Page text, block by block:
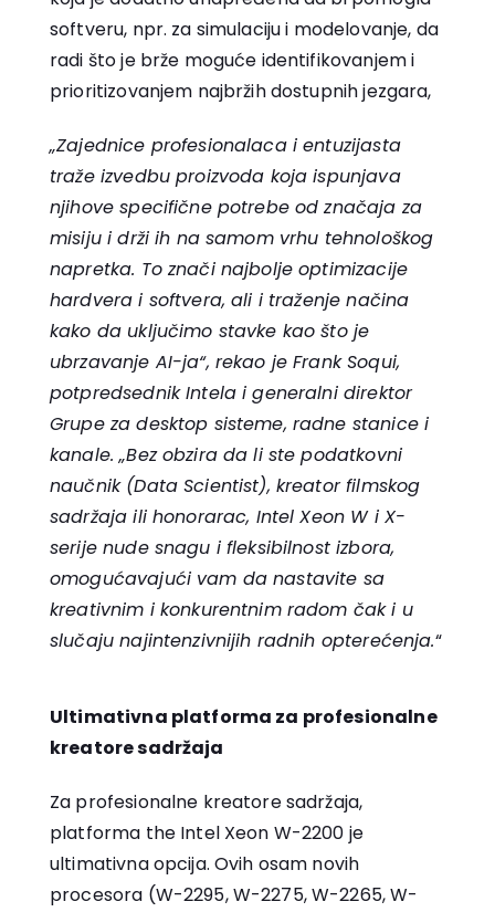
softveru, npr. za simulaciju i modelovanje, da
radi što je brže moguće identifikovanjem i
prioritizovanjem najbržih dostupnih jezgara,
„Zajednice profesionalaca i entuzijasta
traže izvedbu proizvoda koja ispunjava
njihove specifične potrebe od značaja za
misiju i drži ih na samom vrhu tehnološkog
napretka. To znači najbolje optimizacije
hardvera i softvera, ali i traženje načina
kako da uključimo stavke kao što je
ubrzavanje AI-ja“, rekao je Frank Soqui,
potpredsednik Intela i generalni direktor
Grupe za desktop sisteme, radne stanice i
kanale. „Bez obzira da li ste podatkovni
naučnik (Data Scientist), kreator filmskog
sadržaja ili honorarac, Intel Xeon W i X-
serije nude snagu i fleksibilnost izbora,
omogućavajući vam da nastavite sa
kreativnim i konkurentnim radom čak i u
slučaju najintenzivnijih radnih opterećenja.“
Ultimativna platforma za profesionalne
kreatore sadržaja
Za profesionalne kreatore sadržaja,
platforma the Intel Xeon W-2200 je
ultimativna opcija. Ovih osam novih
procesora (W-2295, W-2275, W-2265, W-